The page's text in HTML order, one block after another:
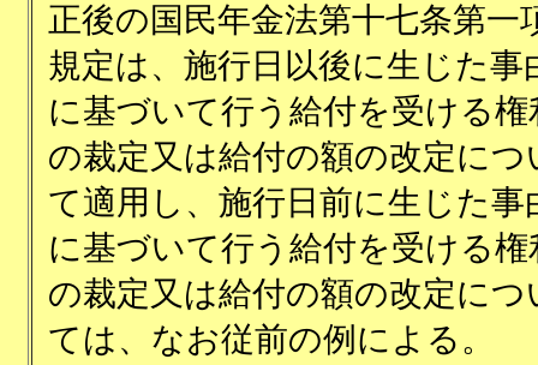
正後の国民年金法第十七条第一
規定は、施行日以後に生じた事
に基づいて行う給付を受ける権
の裁定又は給付の額の改定につ
て適用し、施行日前に生じた事
に基づいて行う給付を受ける権
の裁定又は給付の額の改定につ
ては、なお従前の例による。